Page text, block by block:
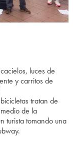
luces de
y carritos de
bicicletas tratan de
de la
turista tomando una
.